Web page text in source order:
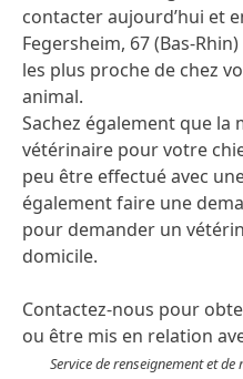
contacter aujourd’hui et
Fegersheim, 67 (Bas-
les plus proche de chez
animal.
Sachez également que la
vétérinaire pour votre
peu être effectué avec
également faire une
pour demander un
domicile.
Contactez-nous pour
ou être mis en relation
Service de renseignement et